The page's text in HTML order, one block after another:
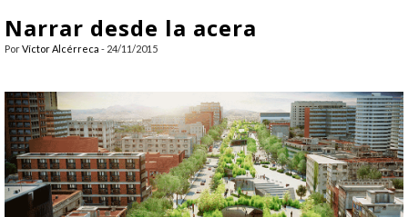
ARQUITECTURA
ENTREVISTAS
COLABORADORES
Narrar desde la acera
PorVíctor Alcérreca - 24/11/2015